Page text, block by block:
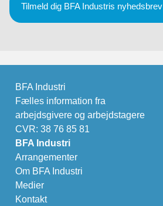
Tilmeld dig BFA Industris nyhedsbrev
BFA Industri
Fælles information fra
arbejdsgivere og arbejdstagere
CVR: 38 76 85 81
BFA Industri
Arrangementer
Om BFA Industri
Medier
Kontakt